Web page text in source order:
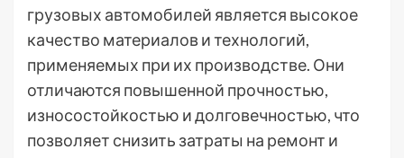
грузовых автомобилей является высокое
качество материалов и технологий,
применяемых при их производстве. Они
отличаются повышенной прочностью,
износостойкостью и долговечностью, что
позволяет снизить затраты на ремонт и